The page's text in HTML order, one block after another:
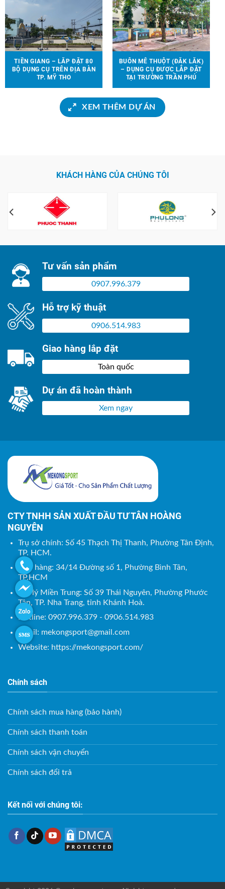
TIỀN GIANG – LẮP ĐẶT 80
BỘ DỤNG CỤ TRÊN ĐỊA BÀN
TP. MỸ THO
BUÔN MÊ THUỘT (ĐẮK LẮK)
– DỤNG CỤ ĐƯỢC LẮP ĐẶT
TẠI TRƯỜNG TRẦN PHÚ
XEM THÊM DỰ ÁN
KHÁCH HÀNG CỦA CHÚNG TÔI
Tư vấn sản phẩm
0907.996.379
Hỗ trợ kỹ thuật
0906.514.983
Giao hàng lắp đặt
Toàn quốc
Dự án đã hoàn thành
Xem ngay
CTY TNHH SẢN XUẤT ĐẦU TƯ TÂN HOÀNG
NGUYÊN
Trụ sở chính: Số 45 Thạch Thị Thanh, Phường Tân Định,
TP. HCM.
Kho hàng: 34/14 Đường số 1, Phường Bình Tân,
TP.HCM
Đại lý Miền Trung: Số 39 Thái Nguyên, Phường Phước
Tân, TP. Nha Trang, tỉnh Khánh Hoà.
Hotline: 0907.996.379 - 0906.514.983
Email: mekongsport@gmail.com
Website: https://mekongsport.com/
Chính sách
Chính sách mua hàng (bảo hành)
Chính sách thanh toán
Chính sách vận chuyển
Chính sách đổi trả
Kết nối với chúng tôi: